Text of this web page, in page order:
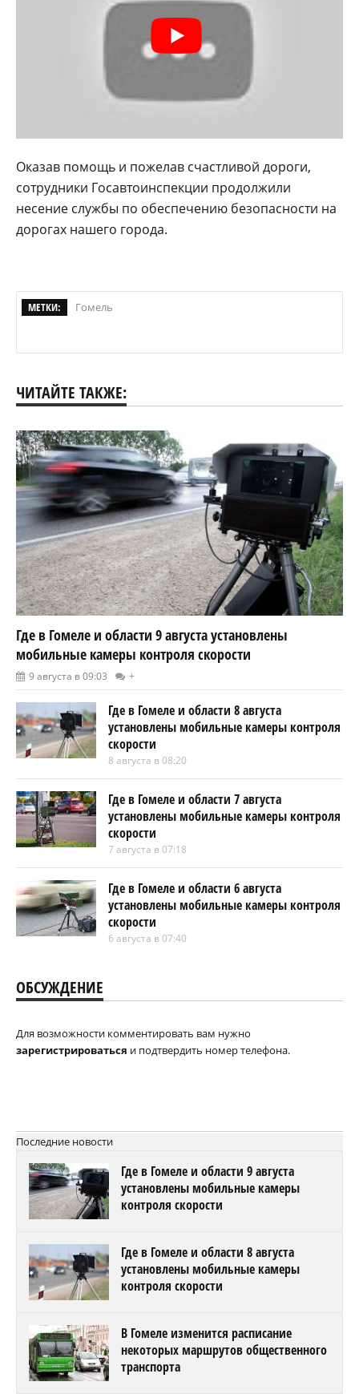
Оказав помощь и пожелав счастливой дороги,
сотрудники Госавтоинспекции продолжили
несение службы по обеспечению безопасности на
дорогах нашего города.
МЕТКИ: Гомель
ЧИТАЙТЕ ТАКЖЕ:
Где в Гомеле и области 9 августа установлены
мобильные камеры контроля скорости
9 августа в 09:03 +
Где в Гомеле и области 8 августа
установлены мобильные камеры контроля
скорости
8 августа в 08:20
Где в Гомеле и области 7 августа
установлены мобильные камеры контроля
скорости
7 августа в 07:18
Где в Гомеле и области 6 августа
установлены мобильные камеры контроля
скорости
6 августа в 07:40
ОБСУЖДЕНИЕ
Для возможности комментировать вам нужно
зарегистрироваться и подтвердить номер телефона.
Последние новости
Где в Гомеле и области 9 августа
установлены мобильные камеры
контроля скорости
Где в Гомеле и области 8 августа
установлены мобильные камеры
контроля скорости
В Гомеле изменится расписание
некоторых маршрутов общественного
транспорта